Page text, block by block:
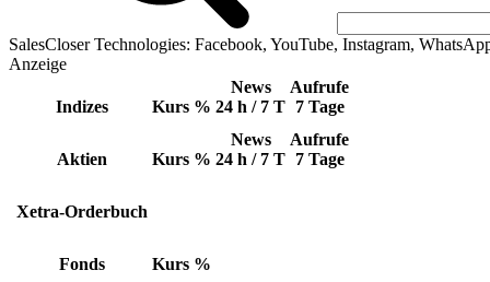
SalesCloser Technologies: Facebook, YouTube, Instagram,
Anzeige
Indizes Kurs %
News
24 h / 7 T
Aufrufe
7 Tage
Aktien Kurs %
News
24 h / 7 T
Aufrufe
7 Tage
Xetra-Orderbuch
Fonds Kurs %